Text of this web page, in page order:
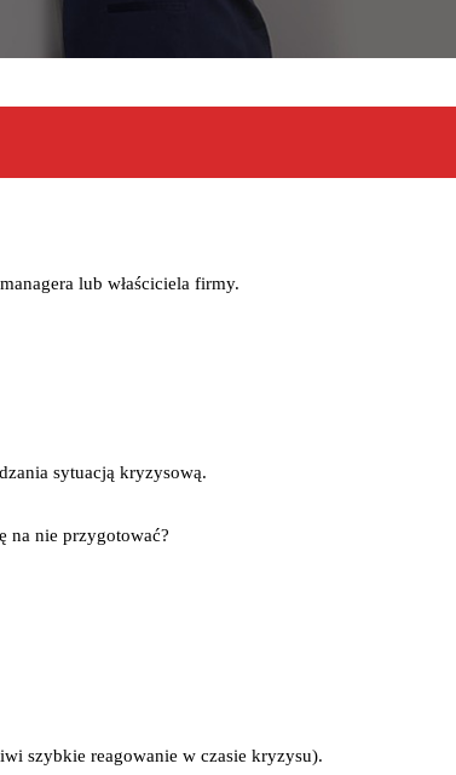
lub właściciela firmy.
sytuacją kryzysową.
na nie przygotować?
szybkie reagowanie w czasie kryzysu).